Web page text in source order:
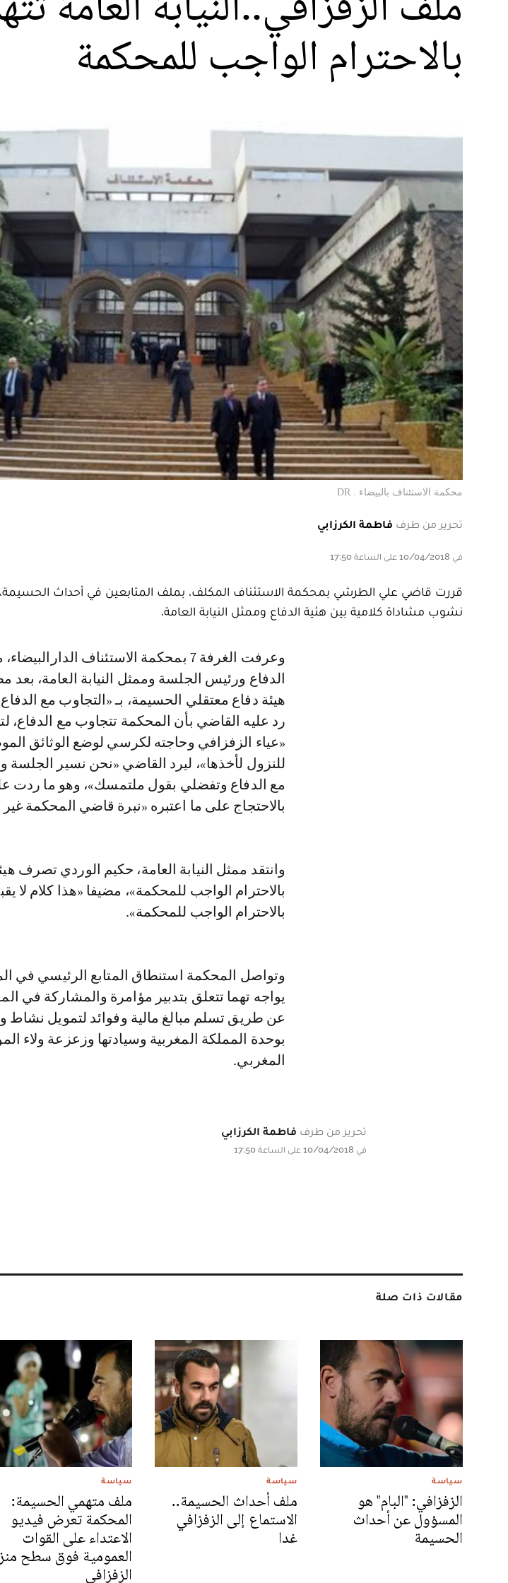
بالاحترام الواجب للمحكمة
محكمة الاستئناف بالبيضاء . DR
تحرير من طرف فاطمة الكرزابي
في 10/04/2018 على الساعة 17:50
قررت قاضي علي الطرشي بمحكمة الاستئناف المكلف، بملف المتابعين في أحداث الحسيمة،
نشوب مشاداة كلامية بين هئية الدفاع وممثل النيابة العامة.
وعرفت الغرفة 7 بمحكمة الاستئناف الدارالبيضاء، مشاداة كلامية حادة بين هيئة
الدفاع ورئيس الجلسة وممثل النيابة العامة،
هيئة دفاع معتقلي الحسيمة، بـ «التجاوب مع
رد عليه القاضي بأن المحكمة تتجاوب مع الدفاع،
«عياء الزفزافي وحاجته لكرسي لوضع الوثائق
للنزول لأخذها»، ليرد القاضي «نحن نسير الجلسة
مع الدفاع وتفضلي بقول ملتمسك»، وهو ما ردت
بالاحتجاج على ما اعتبره «نبرة قاضي المحكمة غير
وانتقد ممثل النيابة العامة، حكيم الوردي تصرف
بالاحترام الواجب للمحكمة»، مضيفا «هذا كلام لا
بالاحترام الواجب للمحكمة».
وتواصل المحكمة استنطاق المتابع الرئيسي في
يواجه تهما تتعلق بتدبير مؤامرة والمشاركة في
عن طريق تسلم مبالغ مالية وفوائد لتمويل نشاط
بوحدة المملكة المغربية وسيادتها وزعزعة ولاء
المغربي.
تحرير من طرف فاطمة الكرزابي
في 10/04/2018 على الساعة 17:50
مقالات ذات صلة
سياسة
الزفزافي: "البام" هو
المسؤول عن أحداث
الحسيمة
سياسة
ملف أحداث الحسيمة..
الاستماع إلى الزفزافي
غدا
سياسة
ملف متهمي الحسيمة:
المحكمة تعرض فيديو
الاعتداء على القوات
العمومية فوق سطح
الزفزافي